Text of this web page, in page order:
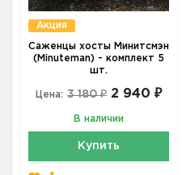
Акция
Саженцы хосты Минитсмэн
(Minuteman) - комплект 5
шт.
Цена: 3 180 ₽ 2 940 ₽
В наличии
Купить